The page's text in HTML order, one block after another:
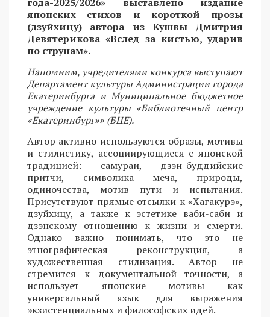
японских стихов и короткой прозы
(дзуйхицу) автора из Кушвы Дмитрия
Девятерикова «Вслед за кистью, ударив
по струнам».
Напомним, учредителями конкурса выступают
Департамент культуры Администрации города
Екатеринбурга и Муниципальное бюджетное
учреждение культуры «Библиотечный центр
«Екатеринбург»» (БЦЕ).
Автор активно используются образы, мотивы
и стилистику, ассоциирующиеся с японской
традицией: самураи, дзэн-буддийские
притчи, символика меча, природы,
одиночества, мотив пути и испытания.
Присутствуют прямые отсылки к «Хагакурэ»,
дзуйхицу, а также к эстетике ваби-саби и
дзэнскому отношению к жизни и смерти.
Однако важно понимать, что это не
этнографическая реконструкция, а
художественная стилизация. Автор не
стремится к документальной точности, а
использует японские мотивы как
универсальный язык для выражения
экзистенциальных и философских идей.